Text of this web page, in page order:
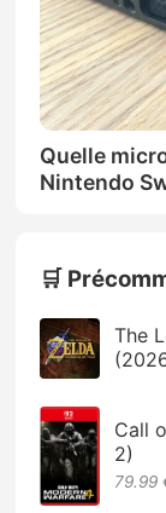
Quelle
Nintendo
🛒
The
Call
2)
79.99